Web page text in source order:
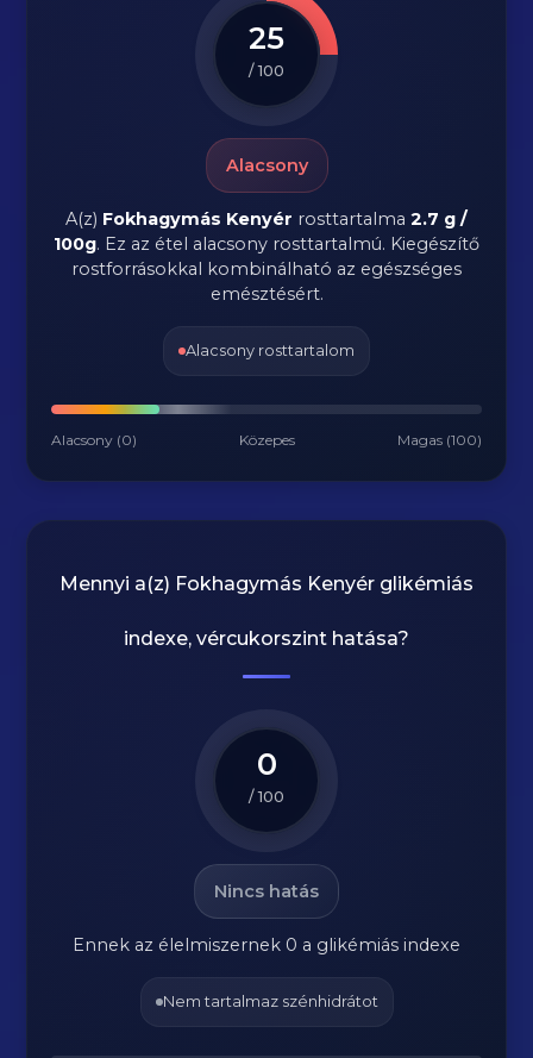
25
/ 100
Alacsony
A(z) Fokhagymás Kenyér rosttartalma 2.7 g /
100g. Ez az étel alacsony rosttartalmú. Kiegészítő
rostforrásokkal kombinálható az egészséges
emésztésért.
Alacsony rosttartalom
Alacsony (0) Közepes Magas (100)
Mennyi a(z) Fokhagymás Kenyér glikémiás
indexe, vércukorszint hatása?
0
/ 100
Nincs hatás
Ennek az élelmiszernek 0 a glikémiás indexe
Nem tartalmaz szénhidrátot